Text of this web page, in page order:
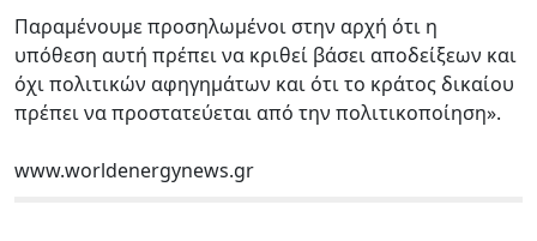
Παραμένουμε προσηλωμένοι στην αρχή ότι η
υπόθεση αυτή πρέπει να κριθεί βάσει αποδείξεων και
όχι πολιτικών αφηγημάτων και ότι το κράτος δικαίου
πρέπει να προστατεύεται από την πολιτικοποίηση».
www.worldenergynews.gr